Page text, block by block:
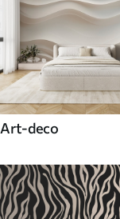
Art-deco